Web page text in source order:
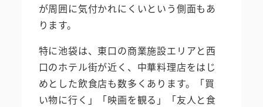
が周囲に気付かれにくいという側面もあ
ります。
特に池袋は、東口の商業施設エリアと西
口のホテル街が近く、中華料理店をはじ
めとした飲食店も数多くあります。「買
い物に行く」「映画を観る」「友人と食